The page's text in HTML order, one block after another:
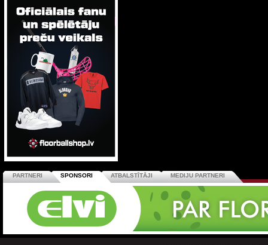
PARTNERI SPONSORI ATBALSTĪTĀJI MEDIJU PARTNERI